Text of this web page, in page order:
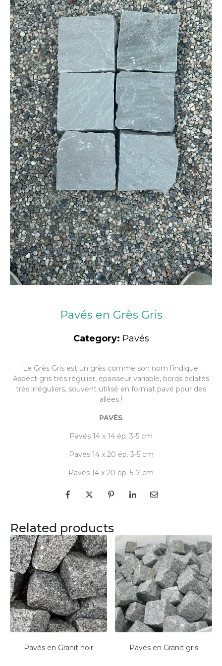
Pavés en Grès Gris
Category: Pavés
Le Grès Gris est un grès comme son nom l’indique.
Aspect gris très régulier, épaisseur variable, bords éclatés
très irréguliers, souvent utilisé en format pavé pour des
allées !
PAVÉS
Pavés 14 x 14 ép. 3-5 cm
Pavés 14 x 20 ép. 3-5 cm
Pavés 14 x 20 ép. 5-7 cm
Related products
Pavés en Granit noir Pavés en Granit gris